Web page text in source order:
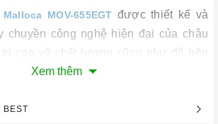
MOV-655EGT được thiết kế và
chuyền công nghệ hiện đại của châu
cao về chất lượng cũng như độ bền
sử dụng.Lò nướng
sang trọng, đẳng cấp cho mỗi không
Xem thêm
BEST